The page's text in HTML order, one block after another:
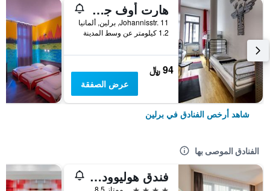
هارت أوف جولد هوستل برلين
Johannisstr. 11, برلين, ألمانيا
1.2 كيلومتر عن وسط المدينة
94 ﷼
عرض الصفقة
شاهد أرخص الفنادق في برلين
الفنادق الموصى بها
فندق هوليوود ميديا أم كورفورستيندام
ممتاز 8.5